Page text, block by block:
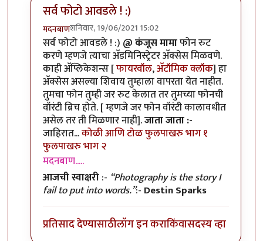
सर्व फोटो आवडले ! :)
मदनबाणशनिवार, 19/06/2021 15:02
In reply toमोबाइल रूट करणे?byकंजूस
सर्व फोटो आवडले ! :) @ कंजूस मामाफोन रुट
करणे म्हणजे त्याचा अ‍ॅडमिनिस्ट्रेटर अ‍ॅक्सेस मिळवणे.
काही अ‍ॅप्लिकेशन्स [फायरवॉल,अ‍ॅटॉमिक क्लॉक] हा
अ‍ॅक्सेस असल्या शिवाय तुम्हाला वापरता येत नाहीत.
तुमचा फोन तुम्ही जर रुट केलात तर तुमच्या फोनची
वॉरंटी ब्रिच होते. [ म्हणजे जर फोन वॉरंटी कालावधीत
असेल तर ती मिळणार नाही].जाता जाता :-
जाहिरात...कोळी आणि टोळफुलपाखरु भाग १
फुलपाखरु भाग २
मदनबाण.....
आजची स्वाक्षरी:- “Photography is the story I
fail to put into words.”:- Destin Sparks
प्रतिसाद देण्यासाठीलॉग इन कराकिंवासदस्य व्हा